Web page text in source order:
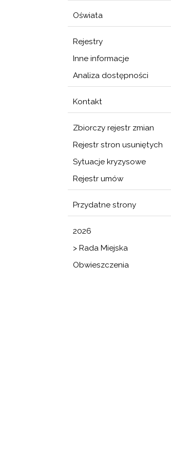
Oświata
Rejestry
Inne informacje
Analiza dostępności
Kontakt
Zbiorczy rejestr zmian
Rejestr stron usuniętych
Sytuacje kryzysowe
Rejestr umów
Przydatne strony
2026
> Rada Miejska
Obwieszczenia